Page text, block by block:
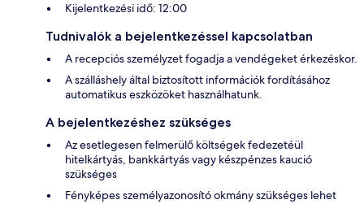
Kijelentkezési idő: 12:00
Tudnivalók a bejelentkezéssel kapcsolatban
A recepciós személyzet fogadja a vendégeket érkezéskor.
A szálláshely által biztosított információk fordításához
automatikus eszközöket használhatunk.
A bejelentkezéshez szükséges
Az esetlegesen felmerülő költségek fedezetéül
hitelkártyás, bankkártyás vagy készpénzes kaució
szükséges
Fényképes személyazonosító okmány szükséges lehet